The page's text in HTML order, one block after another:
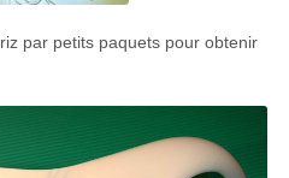
par petits paquets pour obtenir